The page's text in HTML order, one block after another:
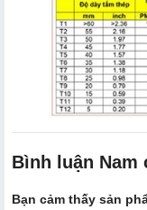
Bình luận Nam
Bạn cảm thấy sản